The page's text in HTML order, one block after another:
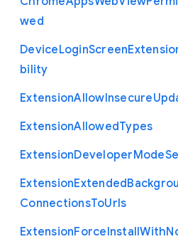
wed
DeviceLoginScreen
bility
ExtensionAllowInsecure
ExtensionAllowedTypes
ExtensionDeveloperMode
ExtensionExtended
ConnectionsToUrls
ExtensionForceInstallWith